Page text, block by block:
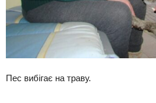
Пес вибігає на траву.